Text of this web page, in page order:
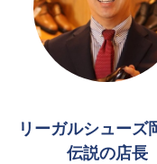
リーガルシューズ
伝説の店長